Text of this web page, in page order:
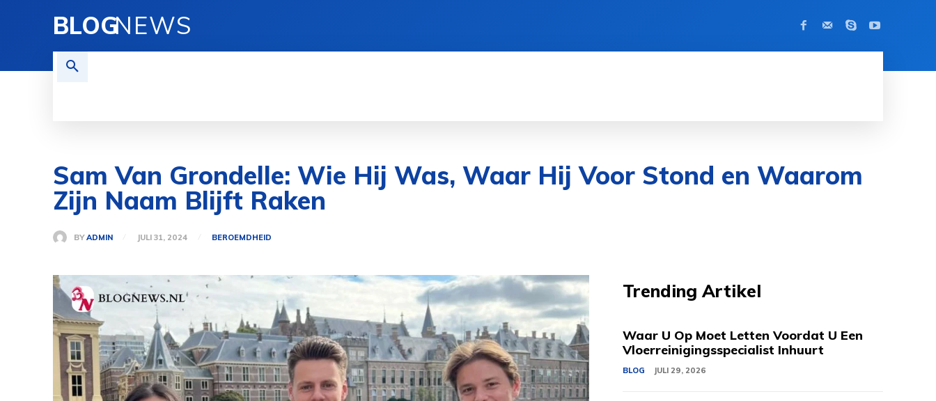
BLOGNEWS
Sam Van Grondelle: Wie Hij Was, Waar Hij Voor Stond en Waarom
Zijn Naam Blijft Raken
BY ADMIN JULI 31, 2024 BEROEMDHEID
Trending Artikel
Waar U Op Moet Letten Voordat U Een
Vloerreinigingsspecialist Inhuurt
BLOG JULI 29, 2026